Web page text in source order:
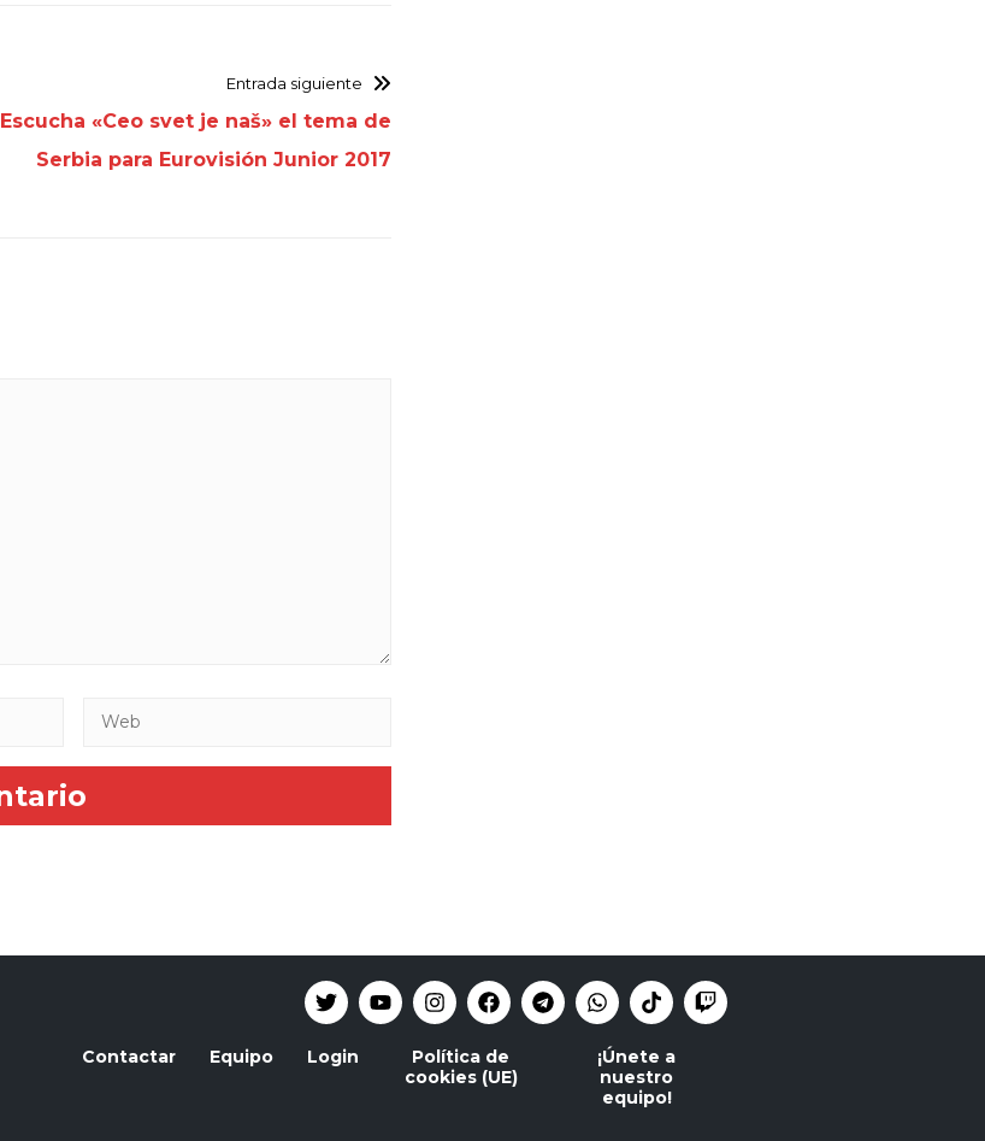
Entrada siguiente
Escucha «Ceo svet je naš» el tema de
Serbia para Eurovisión Junior 2017
Contactar Equipo Login
Política de
cookies (UE)
¡Únete a
nuestro
equipo!